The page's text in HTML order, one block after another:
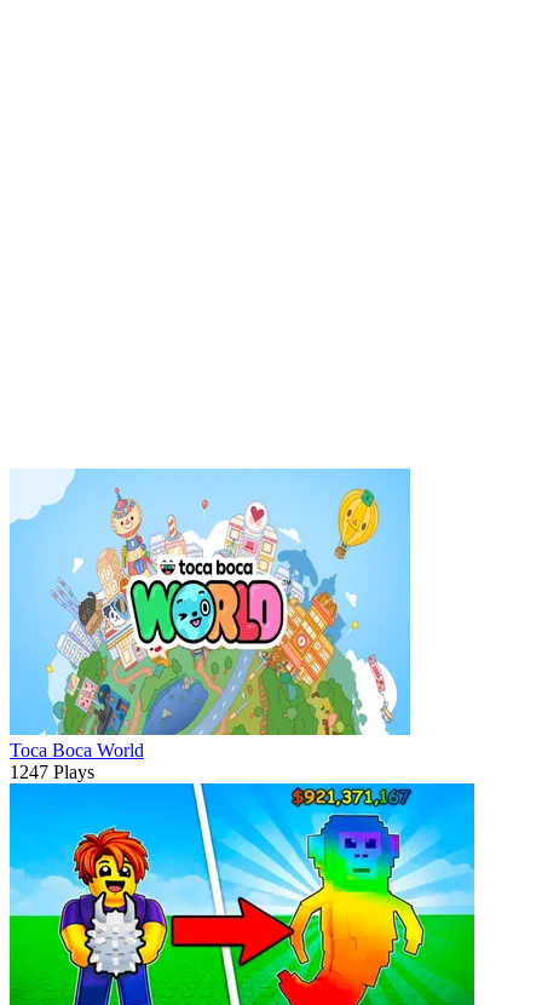
Toca Boca World
1247 Plays